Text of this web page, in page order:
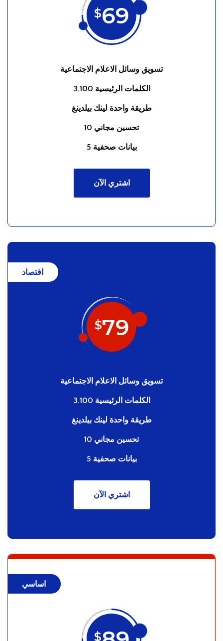
$69
تسويق وسائل الاعلام الاجتماعية
3.100 الكلمات الرئيسية
طريقة واحدة لينك بيلدينغ
10 تحسين مجاني
5 بيانات صحفية
اشتري الآن
اقتصاد
$79
تسويق وسائل الاعلام الاجتماعية
3.100 الكلمات الرئيسية
طريقة واحدة لينك بيلدينغ
10 تحسين مجاني
5 بيانات صحفية
اشتري الآن
اساسي
$